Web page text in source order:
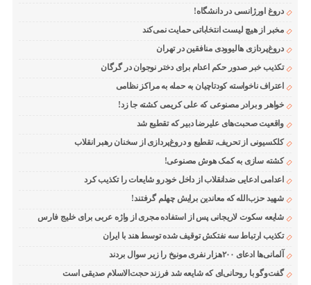
دروغ اورژانسی در دانشگاه!
مخبر از هیچ لیست انتخاباتی حمایت نمی‌کند
دروغ‌پردازی هالیوودی منافقین در تهران
تکذیب خبر صدور حکم اعدام برای دختر نوجوان در گرگان
اعتراف ناخواسته کودتاچیان به حمله به مراکز نظامی
خواهر و برادر مصنوعی که علی کریمی کشته جا زد!
واقعیت صحبت‌های علیرضا دبیر که تقطیع شد
کلکسیونی از تحریف، تقطیع و دروغ‌پردازی از سخنان رهبر انقلاب
کشته سازی به کمک هوش مصنوعی!
اعدامی ادعایی ضدانقلاب از داخل خودرو شایعات را تکذیب کرد
شهید حزب‌الله که معاندین برایش چهلم گرفتند!
شایعه سکوت لاریجانی پس از استفاده مجری از واژه عربی برای خلیج فارس
تکذیب ارتباط سه نفتکش توقیف شده توسط هند با ایران
آلمانی‌ها ادعای ۲۰۰هزار نفری مونیخ را زیر سوال بردند
گفت‌وگو با روحانی‌ای که شایعه شد فرزند حجت‌الاسلام صدیقی است